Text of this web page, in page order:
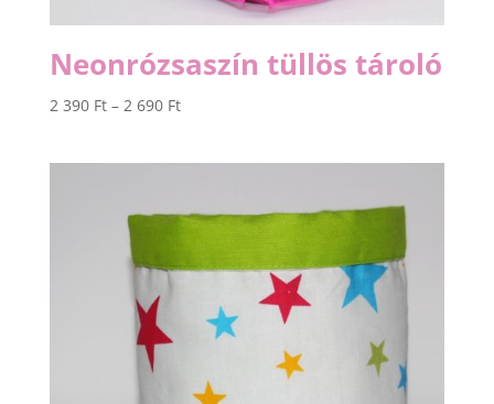
Neonrózsaszín tüllös tároló
2 390 Ft – 2 690 FtÁrtartomány: